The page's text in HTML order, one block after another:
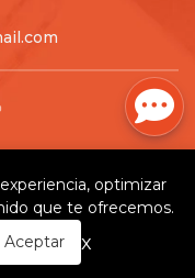
optimizar
que te ofrecemos.
Aceptar x